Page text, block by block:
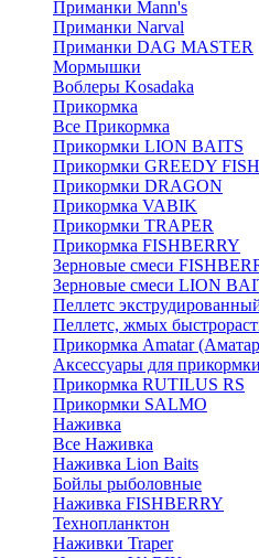
Приманки Mann's
Приманки Narval
Приманки DAG MASTER
Мормышки
Воблеры Kosadaka
Прикормка
Все Прикормка
Прикормки LION BAITS
Прикормки GREEDY FISH
Прикормки DRAGON
Прикормка VABIK
Прикормки TRAPER
Прикормка FISHBERRY
Зерновые смеси
Зерновые смеси LION
Пеллетс
Пеллетс, жмых
Прикормка Amatar
Аксессуары для прикормки
Прикормка RUTILUS RS
Прикормки SALMO
Наживка
Все Наживка
Наживка Lion Baits
Бойлы рыболовные
Наживка FISHBERRY
Технопланктон
Наживки Traper